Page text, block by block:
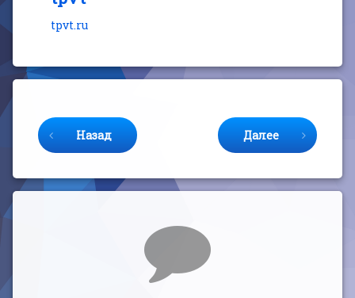
tpvt.ru
Назад Далее
Комментарии